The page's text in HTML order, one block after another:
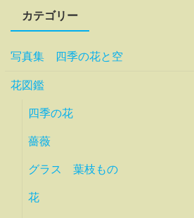
カテゴリー
写真集 四季の花と空
花図鑑
四季の花
薔薇
グラス 葉枝もの
花